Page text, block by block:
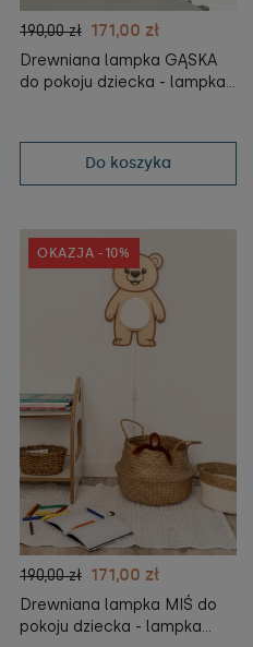
190,00 zł 171,00 zł
Drewniana lampka GĄSKA
do pokoju dziecka - lampka
Do koszyka
190,00 zł 171,00 zł
Drewniana lampka MIŚ do
pokoju dziecka - lampka
OKAZJA -10%